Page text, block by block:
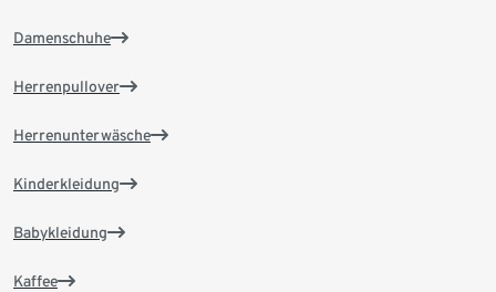
Damenschuhe
Herrenpullover
Herrenunterwäsche
Kinderkleidung
Babykleidung
Kaffee